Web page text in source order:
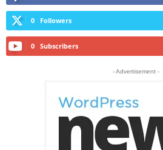
0 Followers
0 Subscribers
- Advertisement -